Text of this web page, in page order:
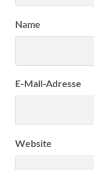
Name
E-Mail-Adresse
Website